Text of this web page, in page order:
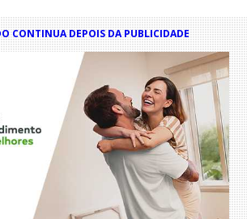
CONTINUA DEPOIS DA PUBLICIDADE